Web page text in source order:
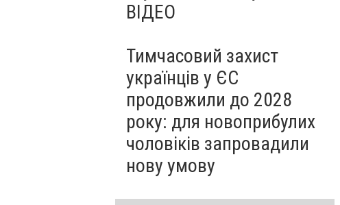
ВІДЕО
Тимчасовий захист
українців у ЄС
продовжили до 2028
року: для новоприбулих
чоловіків запровадили
нову умову